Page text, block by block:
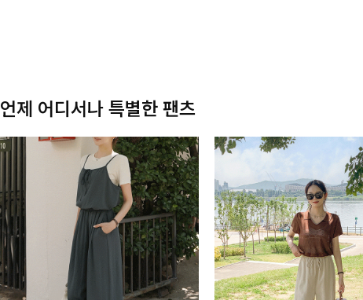
언제 어디서나 특별한 팬츠